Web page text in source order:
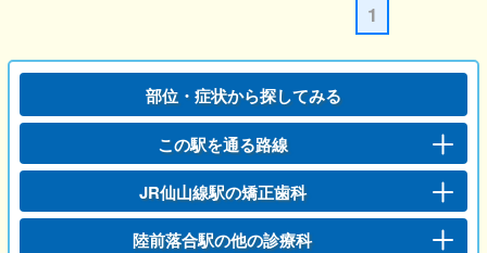
1
部位・症状から探してみる
この駅を通る路線
JR仙山線駅の矯正歯科
陸前落合駅の他の診療科